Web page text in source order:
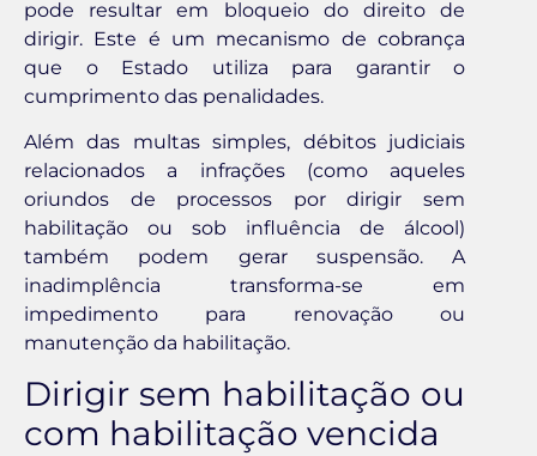
pode resultar em bloqueio do direito de
dirigir. Este é um mecanismo de cobrança
que o Estado utiliza para garantir o
cumprimento das penalidades.
Além das multas simples, débitos judiciais
relacionados a infrações (como aqueles
oriundos de processos por dirigir sem
habilitação ou sob influência de álcool)
também podem gerar suspensão. A
inadimplência transforma-se em
impedimento para renovação ou
manutenção da habilitação.
Dirigir sem habilitação ou
com habilitação vencida